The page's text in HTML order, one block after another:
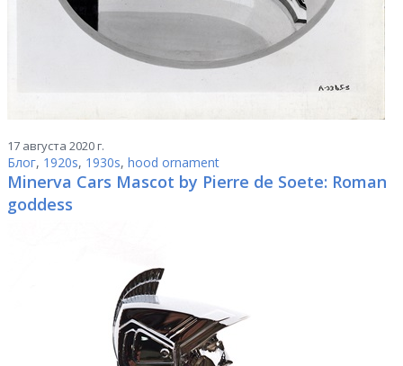
17 августа 2020 г.
Блог, 1920s, 1930s, hood ornament
Minerva Cars Mascot by Pierre de Soete: Roman
goddess